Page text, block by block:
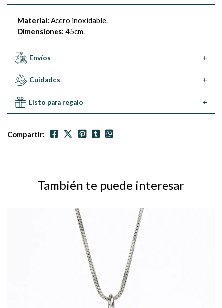
Material: Acero inoxidable.
Dimensiones: 45cm.
Envíos +
Cuidados +
Listo para regalo +
Compartir:
También te puede interesar